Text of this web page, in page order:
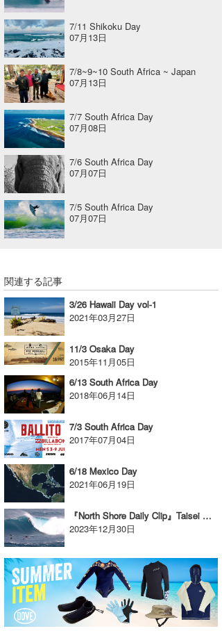
7/11 Shikoku Day
07月13日
7/8~9~10 South Africa ~ Japan
07月13日
7/7 South Africa Day
07月08日
7/6 South Africa Day
07月07日
7/5 South Africa Day
07月07日
関連する記事
3/26 Hawaii Day vol-1
2021年03月27日
11/3 Osaka Day
2015年11月05日
6/13 South Africa Day
2018年06月14日
7/3 South Africa Day
2017年07月04日
6/18 Mexico Day
2021年06月19日
『North Shore Daily Clip』Taisei Akiyama / 2023.12.28 @ Waimea
2023年12月30日